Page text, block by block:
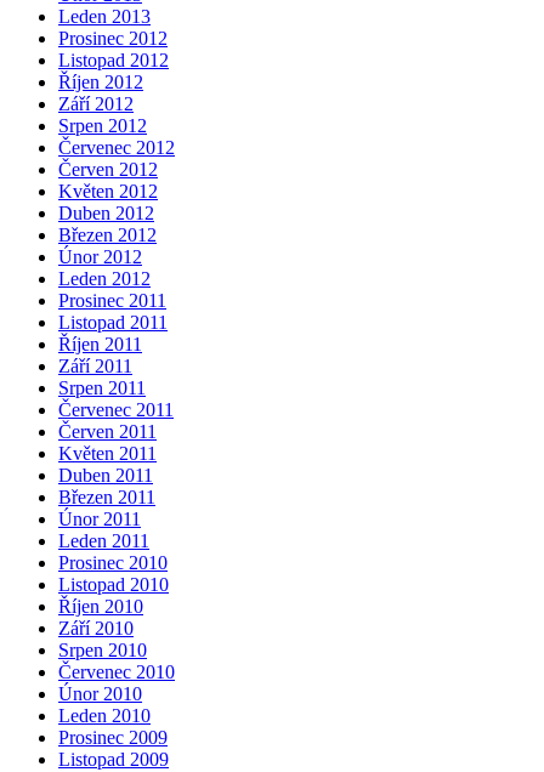
Leden 2013
Prosinec 2012
Listopad 2012
Říjen 2012
Září 2012
Srpen 2012
Červenec 2012
Červen 2012
Květen 2012
Duben 2012
Březen 2012
Únor 2012
Leden 2012
Prosinec 2011
Listopad 2011
Říjen 2011
Září 2011
Srpen 2011
Červenec 2011
Červen 2011
Květen 2011
Duben 2011
Březen 2011
Únor 2011
Leden 2011
Prosinec 2010
Listopad 2010
Říjen 2010
Září 2010
Srpen 2010
Červenec 2010
Únor 2010
Leden 2010
Prosinec 2009
Listopad 2009